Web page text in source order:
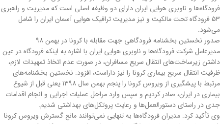
فرودگاه‌ها و ناوبري هوايي ايران داراي دو وظيفه اصلي است که مديريت و راهبري
۵۳ فرودگاه تحت مالکيت و نيز مديريت ترافيک هوايي آسمان ايران را شامل
می‌شود.
صدور نخستین بخشنامه فرودگاهی جهت مقابله با کرونا در بهمن ۹۸
مديرعامل شرکت فرودگاه‌ها و ناوبري هوايي ايران با اشاره به اينکه فرودگاه در عين
داشتن زیرساخت‌های انتقال سريع مسافران، در صورت عدم اتخاذ تمهيدات لازم،
ظرفيت انتقال سريع بيماري کرونا را نيز داراست، افزود: نخستين بخشنامه‌های
مرتبط با پيشگيري از ويروس کرونا را پنجم بهمن سال ۱۳۹۸ يعني قبل از شيوع
بيماري در ايران، صادر کرديم و سپس وارد مراحل عمليات اجرايي و انجام اقدامات
جدي در راستاي دستورالعمل‌ها و رعايت پروتکل‌های بهداشتي شديم.
وي تأکید کرد: مديران فرودگاه‌ها به تنهايي نمی‌توانند مانع گسترش ويروس کرونا